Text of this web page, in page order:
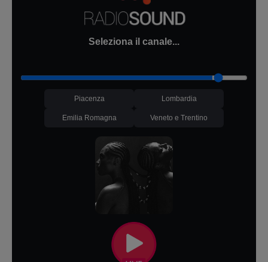
Seleziona il canale...
Piacenza Lombardia
Emilia Romagna Veneto e Trentino